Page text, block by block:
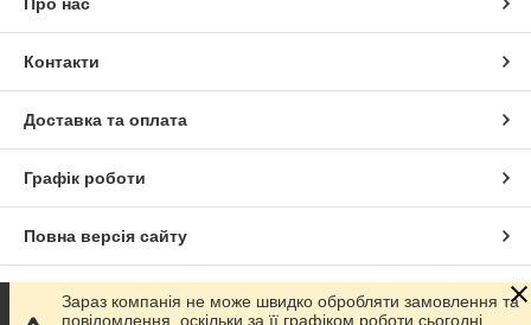
Про нас
Контакти
Доставка та оплата
Графік роботи
Повна версія сайту
Сайт створено на маркетплейсіProm.ua
Зараз компанія не може швидко обробляти замовлення та
повідомлення, оскільки за її графіком роботи сьогодні